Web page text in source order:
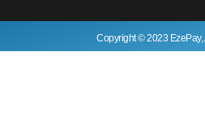
Copyright © 2023